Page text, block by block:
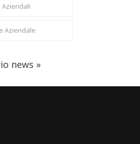
Aziendali
Aziendale
news »